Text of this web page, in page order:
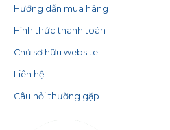
Hướng dẫn mua hàng
Hình thức thanh toán
Chủ sở hữu website
Liên hệ
Câu hỏi thường gặp